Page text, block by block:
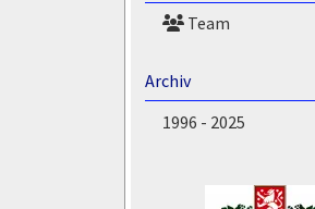
Team
Archiv
1996 - 2025